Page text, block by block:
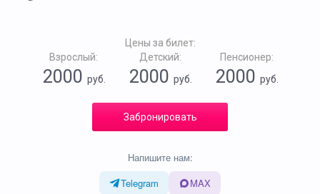
Цены за билет:
Взрослый:
2000 руб.
Детский:
2000 руб.
Пенсионер:
2000руб.
Забронировать
Напишите нам:
Telegram
MAX